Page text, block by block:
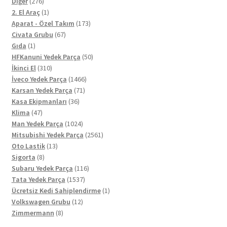
ürün
2. El Araç 11
ürün
Aparat - Özel Takım 173173
Civata Grubu 6767
Gıda 11
ürün
HFKanuni Yedek Parça 5050
İkinci El 310310
ürün
İveco Yedek Parça 14661466
ürün
Karsan Yedek Parça 7171
Kasa Ekipmanları 3636
Klima 4747
ürün
Man Yedek Parça 10241024
ürün
Mitsubishi Yedek Parça 25612561
Oto Lastik 1313
Sigorta 88
ürün
Subaru Yedek Parça 116116
Tata Yedek Parça 15371537
ürün
Ücretsiz Kedi Sahiplendirme 11
Volkswagen Grubu 1212
Zimmermann 88